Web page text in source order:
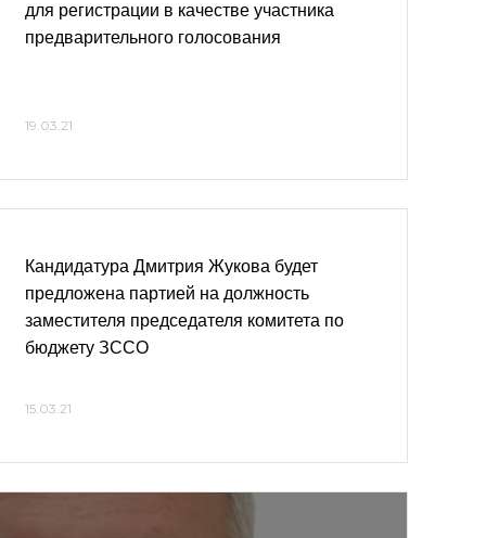
для регистрации в качестве участника
предварительного голосования
19.03.21
Кандидатура Дмитрия Жукова будет
предложена партией на должность
заместителя председателя комитета по
бюджету ЗССО
15.03.21